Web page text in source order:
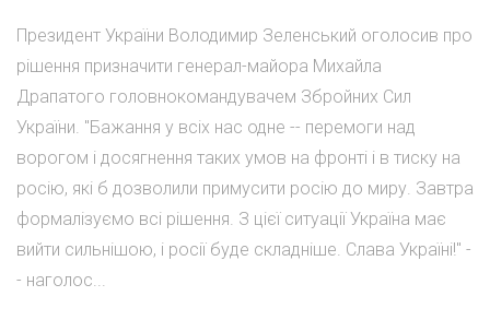
Президент України Володимир Зеленський оголосив про
рішення призначити генерал-майора Михайла
Драпатого головнокомандувачем Збройних Сил
України. "Бажання у всіх нас одне -- перемоги над
ворогом і досягнення таких умов на фронті і в тиску на
росію, які б дозволили примусити росію до миру. Завтра
формалізуємо всі рішення. З цієї ситуації Україна має
вийти сильнішою, і росії буде складніше. Слава Україні!" -
- наголос...